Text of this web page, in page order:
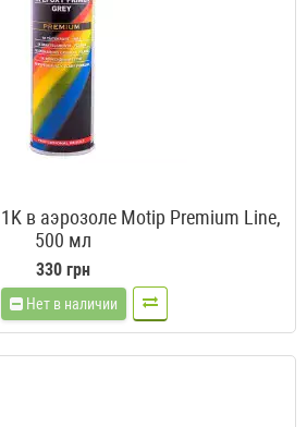
в аэрозоле Motip Premium Line,
500 мл
330 грн
Нет в наличии